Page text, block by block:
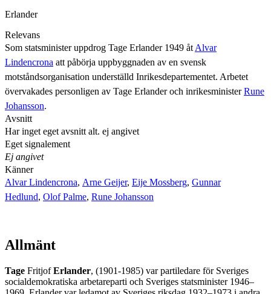
Erlander
Relevans
Som statsminister uppdrog Tage Erlander 1949 åt Alvar
Lindencrona att påbörja uppbyggnaden av en svensk
motståndsorganisation underställd Inrikesdepartementet. Arbetet
övervakades personligen av Tage Erlander och inrikesministerRune
Johansson.
Avsnitt
Har inget eget avsnitt alt. ej angivet
Eget signalement
Ej angivet
Känner
Alvar Lindencrona, Arne Geijer, Eije Mossberg, Gunnar
Hedlund, Olof Palme, Rune Johansson
Allmänt
Tage FritjofErlander, (1901-1985) var partiledare för Sveriges
socialdemokratiska arbetareparti och Sveriges statsminister 1946–